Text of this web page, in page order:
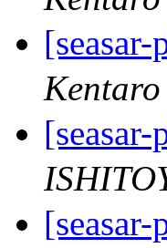
Kentaro